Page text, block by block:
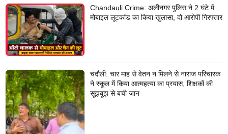
Chandauli Crime: अलीनगर पुलिस ने 2 घंटे में
मोबाइल लूटकांड का किया खुलासा, दो आरोपी गिरफ्तार
चंदौली: चार माह से वेतन न मिलने से नाराज परिचारक
ने स्कूल में किया आत्महत्या का प्रयास, शिक्षकों की
सूझबूझ से बची जान